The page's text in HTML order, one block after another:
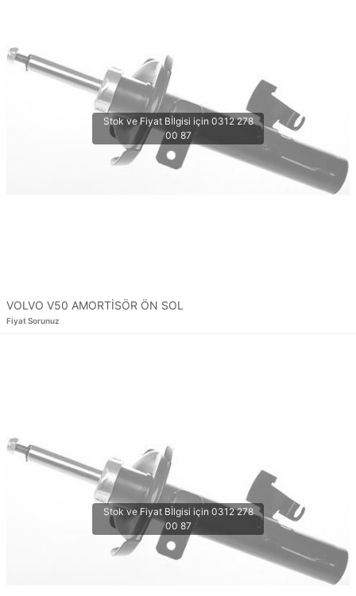
VOLVO V50 AMORTİSÖR ÖN SOL
Fiyat Sorunuz